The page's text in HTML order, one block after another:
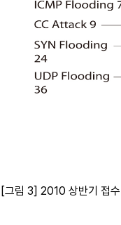
[그림 3] 2010 상반기 접